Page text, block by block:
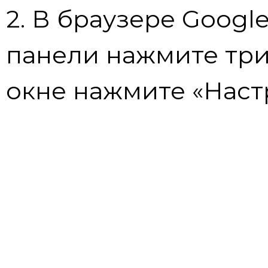
2. В браузере
панели нажмите
окне нажмите